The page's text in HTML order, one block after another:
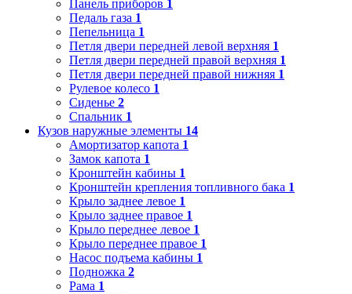
Панель приборов 1
Педаль газа 1
Пепельница 1
Петля двери передней левой верхняя 1
Петля двери передней правой верхняя 1
Петля двери передней правой нижняя 1
Рулевое колесо 1
Сиденье 2
Спальник 1
Кузов наружные элементы 14
Амортизатор капота 1
Замок капота 1
Кронштейн кабины 1
Кронштейн крепления топливного бака 1
Крыло заднее левое 1
Крыло заднее правое 1
Крыло переднее левое 1
Крыло переднее правое 1
Насос подъема кабины 1
Подножка 2
Рама 1